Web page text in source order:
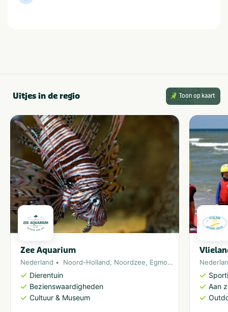
Uitjes in de regio Toon op kaart
Zee Aquarium
Nederland Noord-Holland, Noordzee, Egmond aan Zee
Dierentuin
Bezienswaardigheden
Cultuur & Museum
Aan